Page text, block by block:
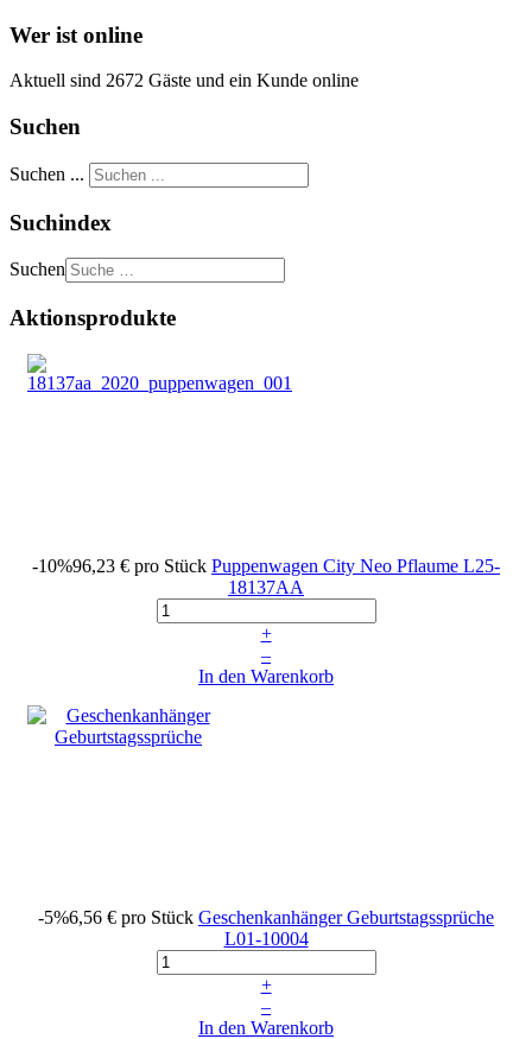
Wer ist online
Aktuell sind 2672 Gäste und ein Kunde online
Suchen
Suchen ...
Suchindex
Suchen
Aktionsprodukte
-10%96,23 € pro Stück Puppenwagen City Neo Pflaume L25-
18137AA
+
–
In den Warenkorb
-5%6,56 € pro Stück Geschenkanhänger Geburtstagssprüche
L01-10004
+
–
In den Warenkorb